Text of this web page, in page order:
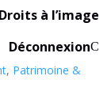
Droits à l’image
DéconnexionC
, Patrimoine &